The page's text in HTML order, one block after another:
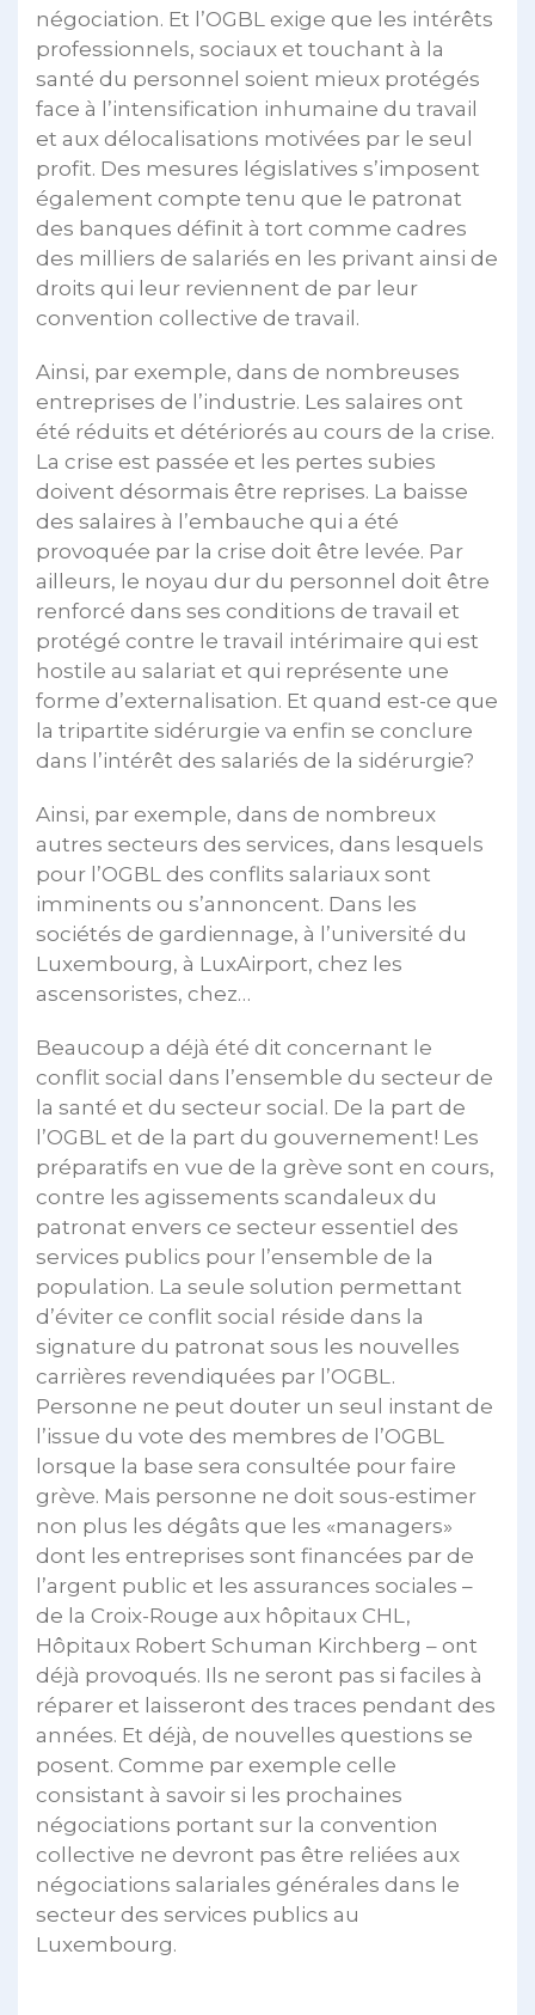
négociation. Et l’OGBL exige que les intérêts
professionnels, sociaux et touchant à la
santé du personnel soient mieux protégés
face à l’intensification inhumaine du travail
et aux délocalisations motivées par le seul
profit. Des mesures législatives s’imposent
également compte tenu que le patronat
des banques définit à tort comme cadres
des milliers de salariés en les privant ainsi de
droits qui leur reviennent de par leur
convention collective de travail.
Ainsi, par exemple, dans de nombreuses
entreprises de l’industrie. Les salaires ont
été réduits et détériorés au cours de la crise.
La crise est passée et les pertes subies
doivent désormais être reprises. La baisse
des salaires à l’embauche qui a été
provoquée par la crise doit être levée. Par
ailleurs, le noyau dur du personnel doit être
renforcé dans ses conditions de travail et
protégé contre le travail intérimaire qui est
hostile au salariat et qui représente une
forme d’externalisation. Et quand est-ce que
la tripartite sidérurgie va enfin se conclure
dans l’intérêt des salariés de la sidérurgie?
Ainsi, par exemple, dans de nombreux
autres secteurs des services, dans lesquels
pour l’OGBL des conflits salariaux sont
imminents ou s’annoncent. Dans les
sociétés de gardiennage, à l’université du
Luxembourg, à LuxAirport, chez les
ascensoristes, chez…
Beaucoup a déjà été dit concernant le
conflit social dans l’ensemble du secteur de
la santé et du secteur social. De la part de
l’OGBL et de la part du gouvernement! Les
préparatifs en vue de la grève sont en cours,
contre les agissements scandaleux du
patronat envers ce secteur essentiel des
services publics pour l’ensemble de la
population. La seule solution permettant
d’éviter ce conflit social réside dans la
signature du patronat sous les nouvelles
carrières revendiquées par l’OGBL.
Personne ne peut douter un seul instant de
l’issue du vote des membres de l’OGBL
lorsque la base sera consultée pour faire
grève. Mais personne ne doit sous-estimer
non plus les dégâts que les «managers»
dont les entreprises sont financées par de
l’argent public et les assurances sociales –
de la Croix-Rouge aux hôpitaux CHL,
Hôpitaux Robert Schuman Kirchberg – ont
déjà provoqués. Ils ne seront pas si faciles à
réparer et laisseront des traces pendant des
années. Et déjà, de nouvelles questions se
posent. Comme par exemple celle
consistant à savoir si les prochaines
négociations portant sur la convention
collective ne devront pas être reliées aux
négociations salariales générales dans le
secteur des services publics au
Luxembourg.